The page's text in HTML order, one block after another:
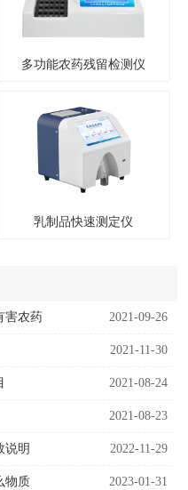
多功能农药残留检测仪
乳制品快速测定仪
害农药 2021-09-26
2021-11-30
2021-08-24
2021-08-23
说明 2022-11-29
物质 2023-01-31